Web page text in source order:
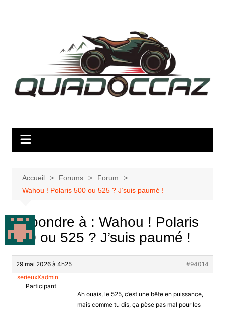
Accueil Forums
Forum
Wahou ! Polaris 500 ou 525 ? J’suis paumé !
Répondre à : Wahou ! Polaris
500 ou 525 ? J’suis paumé !
29 mai 2026 à 4h25
#94014
serieuxXadmin
Participant
Ah ouais, le 525, c’est une bête en puissance,
mais comme tu dis, ça pèse pas mal pour les